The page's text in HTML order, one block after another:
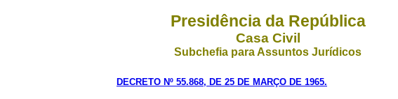
Presidência da República
Casa Civil
Subchefia para Assuntos Jurídicos
DECRETO Nº 55.868, DE 25 DE MARÇO DE 1965.